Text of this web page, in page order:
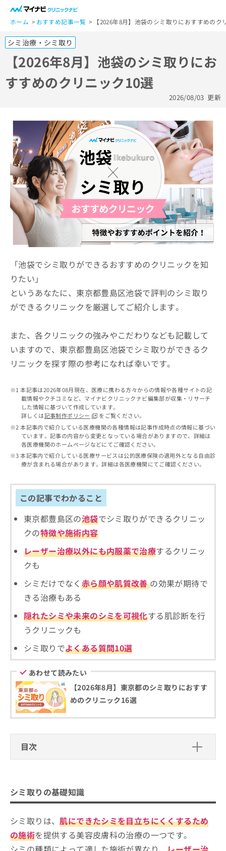
ホーム おすすめ記事一覧 【2026年8月】池袋のシミ取りにおすすめのク
シミ治療・シミ取り
【2026年8月】池袋のシミ取りにお
すすめのクリニック10選
2026/08/03 更新
「池袋でシミ取りができるおすすめのクリニックを知
りたい」
というあなたに、東京都豊島区池袋で評判のシミ取り
ができるクリニックを厳選してご紹介します。
また、各クリニックの強みやこだわりなども記載して
いますので、東京都豊島区池袋でシミ取りができるク
リニックを探す際の参考になれば幸いです。
本記事は2026年08月現在、医療に携わる方々からの情報や各種サイトの記
載情報やクチコミなど、マイナビクリニックナビ編集部が収集・リサーチ
した情報に基づいて作成しています。
詳しくは記事制作ポリシー
をご覧ください。
本記事内で紹介している医療機関の各種情報は記事作成時点の情報に基づい
ています。記事の内容から変更となっている場合がありますので、詳細は
各医療機関のホームページなどにてご確認ください。
本記事内で紹介している医療サービスは公的医療保険の適用外となる自由診
療が含まれる場合があります。詳細は各医療機関にてご確認ください。
この記事でわかること
東京都豊島区の池袋でシミ取りができるクリニッ
クの特徴や施術内容
レーザー治療以外にも内服薬で治療するクリニッ
クも
シミだけでなく 赤ら顔や肌質改善の効果が期待で
きる治療もある
隠れたシミや未来のシミを可視化する肌診断を行
うクリニックも
シミ取りでよくある質問10選
あわせて読みたい
【2026年8月】東京都のシミ取りにおすす
めのクリニック16選
目次
シミ取りを検討する目安
シミ取りを受けるクリニック、どうやって選べ
ばいい？
シミ取りを受けるクリニックを選ぶ際
にチェックする4つのポイント
シミ取りの基礎知識
シミ取りは、肌にできたシミを目立ちにくくするため
の施術を提供する美容皮膚科の治療の一つです。
一
般
ー
ザ
ー
の
方
ち
ら
マ
イ
ナ
ビ
ク
リ
ビ
関
す
る
お
い
わ
せ
ち
らは
マイ
ナビ
クリ
ニッ
ビサ
イト
への
お問
合せ
フォ
ーム
りま
す。
クリ
クの
約・
症状
のご
相談
はで
きま
せん
ので
ご了
承く
ださ
い。
医
療
関
係
者
の
こ
ら
広
告
出
の
問
い
せ
ち
資
ご
求
は
ら
料
拡
し
込
み
は
こ
ち
載
の
修
は
ち
ら
広
告
代
店
方
は
ち
広
稿
問
合
わ
こ
は
こ
ち
ら
無
料
報
申
し
込
み
は
こ
ち
お